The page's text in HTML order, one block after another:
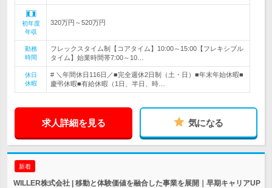
初年度
年収
320万円～520万円
勤務
時間
フレックスタイム制【コアタイム】10:00～15:00【フレキシブル
タイム】始業時間帯7:00～10…
休日
休暇
# ＼年間休日116日／■完全週休2日制（土・日）■年末年始休暇■
慶弔休暇■有給休暇（1日、半日、時…
求人詳細を見る 気になる
新着
WILLER株式会社 | 移動と体験価値を融合した事業を展開｜早期キャリアUP